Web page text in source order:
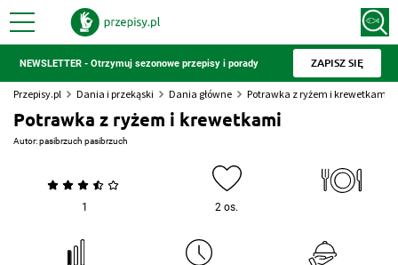
NEWSLETTER - Otrzymuj sezonowe przepisy i porady ZAPISZ SIĘ
Przepisy.pl Dania i przekąski Dania główne Potrawka z ryżem i krewetkami
Potrawka z ryżem i krewetkami
Autor:pasibrzuch pasibrzuch
1 2 os.